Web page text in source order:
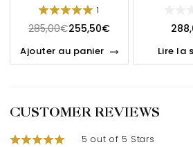
1
285,00€255,50€
Ajouter au panier Lire la
CUSTOMER REVIEWS
5 out of 5 Stars